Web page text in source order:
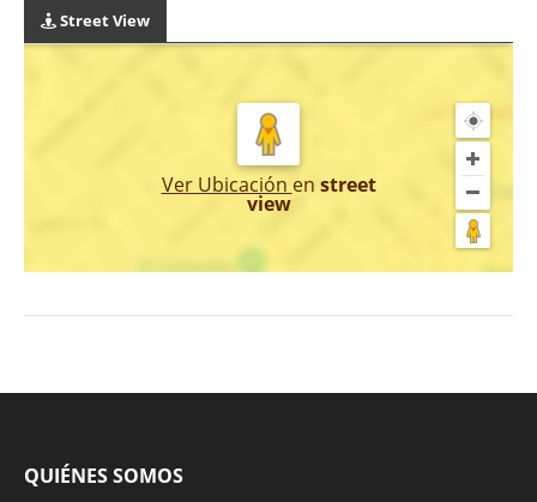
Street View
Ver Ubicación en street
view
QUIÉNES SOMOS